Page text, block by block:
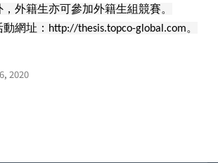
外籍生亦可參加外籍生組競賽。
網址： http://thesis.topco-global.com。
2020